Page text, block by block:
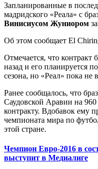
Запланированные в
мадридского «Реала» с
Винисиусом Жуниором
Об этом сообщает El
Отмечается, что контракт
назад и его планируется
сезона, но «Реал» пока не
Ранее сообщалось, что
Саудовской Аравии на
контракту. Вдобавок ему
чемпионата мира по
этой стране.
Чемпион Евро-2016 в
выступит в Медиалиге